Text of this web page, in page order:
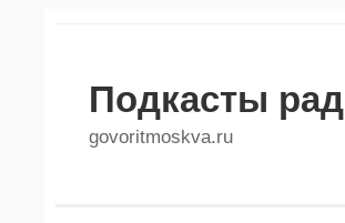
Подкасты
govoritmoskva.ru